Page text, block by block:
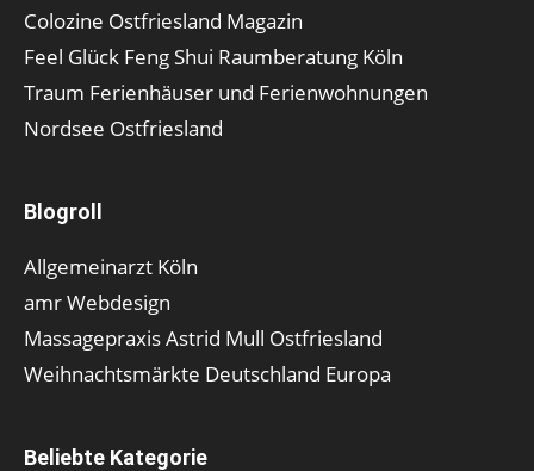
Colozine Ostfriesland Magazin
Feel Glück Feng Shui Raumberatung Köln
Traum Ferienhäuser und Ferienwohnungen
Nordsee Ostfriesland
Blogroll
Allgemeinarzt Köln
amr Webdesign
Massagepraxis Astrid Mull Ostfriesland
Weihnachtsmärkte Deutschland Europa
Beliebte Kategorie